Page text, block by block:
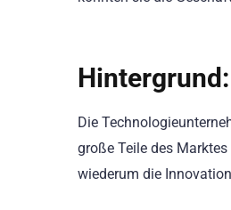
Hintergrund:
Die
große Teile des
wiederum die